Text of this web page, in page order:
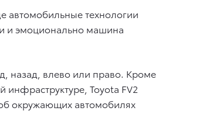
автомобильные технологии
и эмоционально машина
назад, влево или право. Кроме
Toyota FV2
окружающих автомобилях